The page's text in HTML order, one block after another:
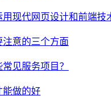
现代网页设计和前端技
意的三个方面
见服务项目？
能做的好